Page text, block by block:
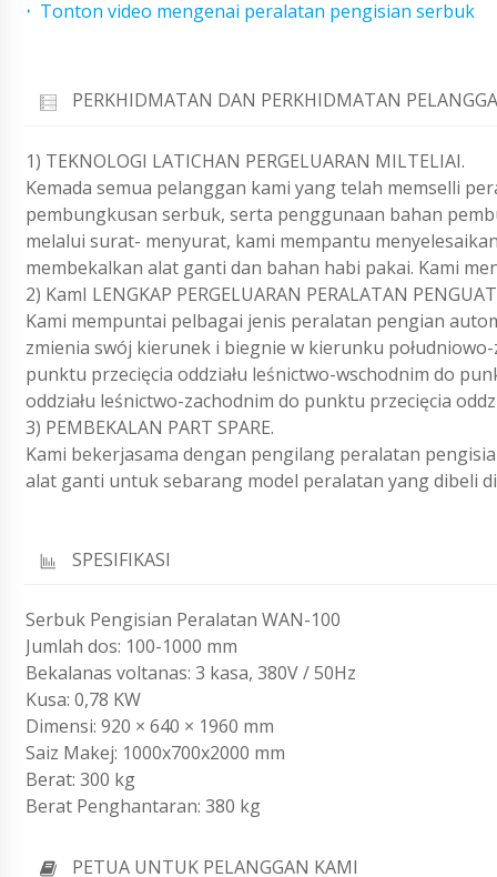
Tonton video mengenai peralatan pengisian serbuk
PERKHIDMATAN DAN PERKHIDMATAN
1) TEKNOLOGI LATICHAN PERGELUARAN MILTELIAI.
Kemada semua pelanggan kami yang telah memselli
pembungkusan serbuk, serta penggunaan bahan
melalui surat- menyurat, kami mempantu
membekalkan alat ganti dan bahan habi pakai. Kami
2) KamI LENGKAP PERGELUARAN PERALATAN
Kami mempuntai pelbagai jenis peralatan pengian
zmienia swój kierunek i biegnie w kierunku
punktu przecięcia oddziału leśnictwo-wschodnim do
oddziału leśnictwo-zachodnim do punktu przecięcia
3) PEMBEKALAN PART SPARE.
Kami bekerjasama dengan pengilang peralatan
alat ganti untuk sebarang model peralatan yang dibeli
SPESIFIKASI
Serbuk Pengisian Peralatan WAN-100
Jumlah dos: 100-1000 mm
Bekalanas voltanas: 3 kasa, 380V / 50Hz
Kusa: 0,78 KW
Dimensi: 920 × 640 × 1960 mm
Saiz Makej: 1000x700x2000 mm
Berat: 300 kg
Berat Penghantaran: 380 kg
PETUA UNTUK PELANGGAN KAMI